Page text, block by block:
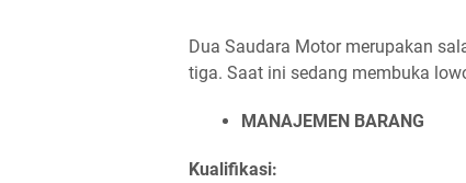
Dua Saudara Motor merupakan
tiga. Saat ini sedang membuka
MANAJEMEN BARANG
Kualifikasi: